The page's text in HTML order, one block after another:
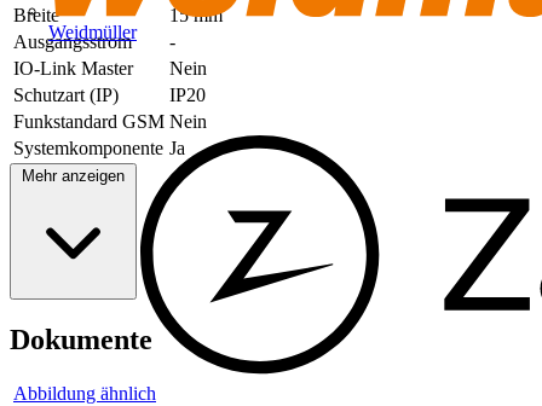
Weidmüller
Breite
15 mm
Ausgangsstrom
-
IO-Link Master
Nein
Schutzart (IP)
IP20
Funkstandard GSM Nein
Systemkomponente Ja
Mehr anzeigen
Dokumente
Abbildung ähnlich